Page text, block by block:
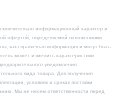
информационный характер и
офертой, определяемой положениями
как справочная информация и могут быть
может изменить характеристики
уведомления.
вида товара. Для получения
условиях и сроках поставки
Мы не несем ответственности перед